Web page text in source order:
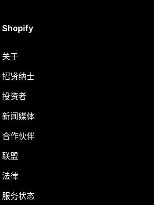
Shopify
关于
招贤纳士
投资者
新闻媒体
合作伙伴
联盟
法律
服务状态